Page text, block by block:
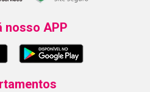
nosso APP